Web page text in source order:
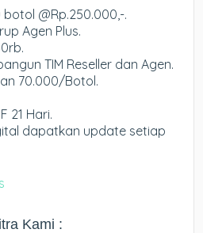
@Rp.250.000,-.
Agen Plus.
TIM Reseller dan Agen.
70.000/Botol.
21 Hari.
dapatkan update setiap
Kami :